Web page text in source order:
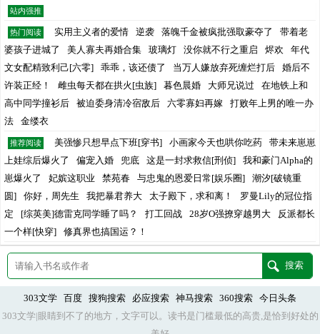
站内强推
热门阅读 实用主义者的爱情 逆袭 落魄千金被疯批强取豪夺了
带着老
婆孩子进城了
美人寡夫再婚合集 玻璃灯 没你就不行之重启 烬欢
年代
文女配精致利己[六零]
乖乖，该还债了 当万人嫌放弃死缠烂打后
婚后不
许装正经！
雌虫每天都在拱火[虫族] 暮色晨婚 大师兄说过
在地铁上和
高中同学撞衫后
被迫委身清冷宿敌后 六零寡妇再嫁
打败年上男的唯一办
法
金缕衣
推荐阅读 美强惨只想早点下班[穿书] 小画家今天也哄你吃药
带未来崽崽
上娃综后爆火了
偏宠入婚 兜底 这是一封求救信[刑侦]
我和豪门Alpha的
崽爆火了
妃嫔这职业 禁苑春 与忠鬼的恩爱日常[娱乐圈]
潮汐[破镜重
圆]
你好，周先生 我把暴君养大 太子殿下，求和离！
罗曼Lily的冠位指
定
[综英美]德雷克同学睡了吗？ 打工回战 28岁O强撩穿越男大
反派都长
一个样[快穿]
修真界也搞国运？！
303文学 百度 搜狗搜索 必应搜索 神马搜索 360搜索
今日头条
303文学|眼睛到不了的地方，文字可以。读书是门槛最低的高贵,是恰到好处的